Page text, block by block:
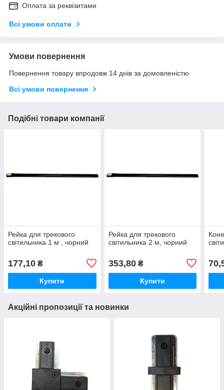
Оплата за реквізитами
Всі умови оплати
Умови повернення
Повернення товару впродовж 14 днів за домовленістю
Всі умови повернення
Подібні товари компанії
Рейка для трекового
світильника 1 м , чорний
177,10 ₴
Купити
Рейка для трекового
світильника 2 м, чорний
353,80₴
Купити
Акційні пропозиції та новинки